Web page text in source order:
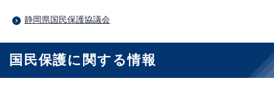
静岡県国民保護協議会
国民保護に関する情報